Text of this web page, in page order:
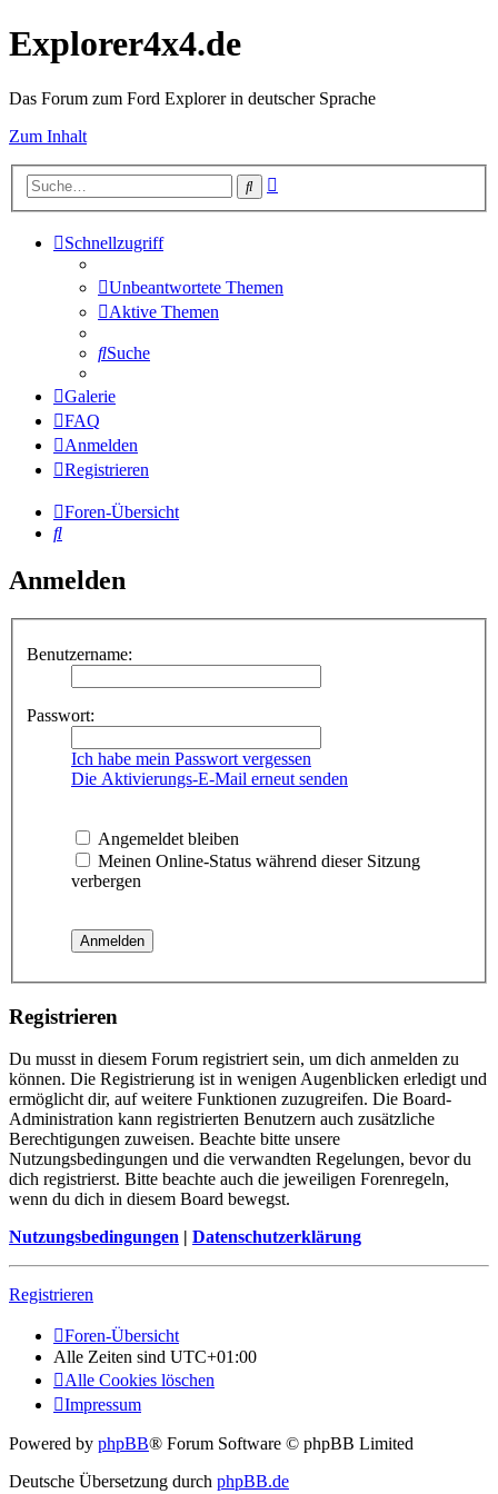
Explorer4x4.de
Das Forum zum Ford Explorer in deutscher Sprache
Zum Inhalt
Suche
Schnellzugriff
Unbeantwortete Themen
Aktive Themen
Suche
Galerie
FAQ
Anmelden
Registrieren
Foren-Übersicht
Suche
Anmelden
Benutzername:
Passwort:
Ich habe mein Passwort vergessen
Die Aktivierungs-E-Mail erneut senden
Angemeldet bleiben
Meinen Online-Status während dieser Sitzung
verbergen
Registrieren
Du musst in diesem Forum registriert sein, um dich anmelden zu
können. Die Registrierung ist in wenigen Augenblicken erledigt und
ermöglicht dir, auf weitere Funktionen zuzugreifen. Die Board-
Administration kann registrierten Benutzern auch zusätzliche
Berechtigungen zuweisen. Beachte bitte unsere
Nutzungsbedingungen und die verwandten Regelungen, bevor du
dich registrierst. Bitte beachte auch die jeweiligen Forenregeln,
wenn du dich in diesem Board bewegst.
Nutzungsbedingungen | Datenschutzerklärung
Registrieren
Foren-Übersicht
Alle Zeiten sind UTC+01:00
Alle Cookies löschen
Impressum
Powered by phpBB® Forum Software © phpBB Limited
Deutsche Übersetzung durch phpBB.de